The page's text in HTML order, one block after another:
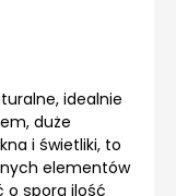
idealnie
duże
i świetliki, to
elementów
o sporą ilość